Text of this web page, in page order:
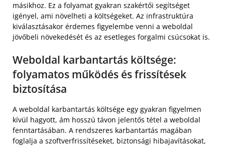
másikhoz. Ez a folyamat gyakran szakértői segítséget
igényel, ami növelheti a költségeket. Az infrastruktúra
kiválasztásakor érdemes figyelembe venni a weboldal
jövőbeli növekedését és az esetleges forgalmi csúcsokat is.
Weboldal karbantartás költsége:
folyamatos működés és frissítések
biztosítása
A weboldal karbantartás költsége egy gyakran figyelmen
kívül hagyott, ám hosszú távon jelentős tétel a weboldal
fenntartásában. A rendszeres karbantartás magában
foglalja a szoftverfrissítéseket, biztonsági hibajavításokat,